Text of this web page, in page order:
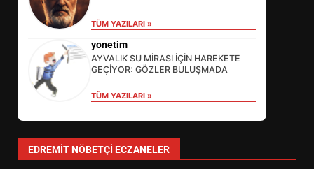
TÜM YAZILARI »
yonetim
AYVALIK SU MİRASI İÇİN HAREKETE
GEÇİYOR: GÖZLER BULUŞMADA
TÜM YAZILARI »
EDREMIT NÖBETÇI ECZANELER
3